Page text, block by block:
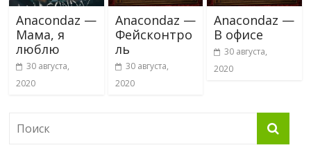
Anacondaz —
Мама, я
люблю
30 августа,
2020
Anacondaz —
Фейсконтро
ль
30 августа,
2020
Anacondaz —
В офисе
30 августа,
2020